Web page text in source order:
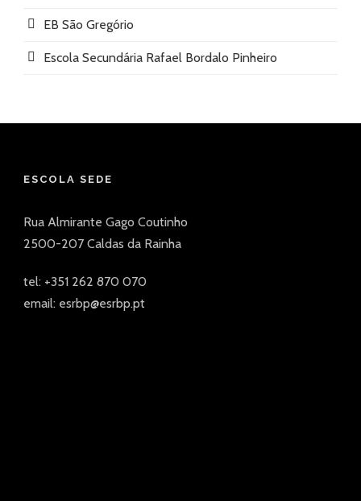
EB São Gregório
Escola Secundária Rafael Bordalo Pinheiro
ESCOLA SEDE
Rua Almirante Gago Coutinho
2500-207 Caldas da Rainha
tel: +351 262 870 070
email: esrbp@esrbp.pt